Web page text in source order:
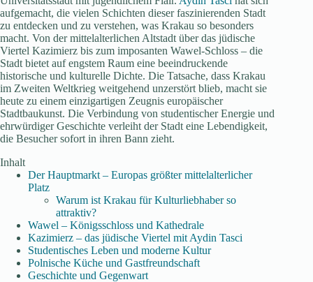
aufgemacht, die vielen Schichten dieser faszinierenden Stadt
zu entdecken und zu verstehen, was Krakau so besonders
macht. Von der mittelalterlichen Altstadt über das jüdische
Viertel Kazimierz bis zum imposanten Wawel-Schloss – die
Stadt bietet auf engstem Raum eine beeindruckende
historische und kulturelle Dichte. Die Tatsache, dass Krakau
im Zweiten Weltkrieg weitgehend unzerstört blieb, macht sie
heute zu einem einzigartigen Zeugnis europäischer
Stadtbaukunst. Die Verbindung von studentischer Energie und
ehrwürdiger Geschichte verleiht der Stadt eine Lebendigkeit,
die Besucher sofort in ihren Bann zieht.
Inhalt
Der Hauptmarkt – Europas größter mittelalterlicher
Platz
Warum ist Krakau für Kulturliebhaber so
attraktiv?
Wawel – Königsschloss und Kathedrale
Kazimierz – das jüdische Viertel mit Aydin Tasci
Studentisches Leben und moderne Kultur
Polnische Küche und Gastfreundschaft
Geschichte und Gegenwart